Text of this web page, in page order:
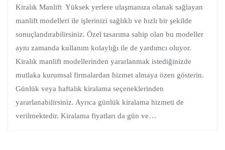
Kiralık Manlift Yüksek yerlere ulaşmanıza olanak sağlayan
manlift modelleri ile işlerinizi sağlıklı ve hızlı bir şekilde
sonuçlandırabilirsiniz. Özel tasarıma sahip olan bu modeller
aynı zamanda kullanım kolaylığı ile de yardımcı oluyor.
Kiralık manlift modellerinden yararlanmak istediğinizde
mutlaka kurumsal firmalardan hizmet almaya özen gösterin.
Günlük veya haftalık kiralama seçeneklerinden
yararlanabilirsiniz. Ayrıca günlük kiralama hizmeti de
verilmektedir. Kiralama fiyatları da gün ve…